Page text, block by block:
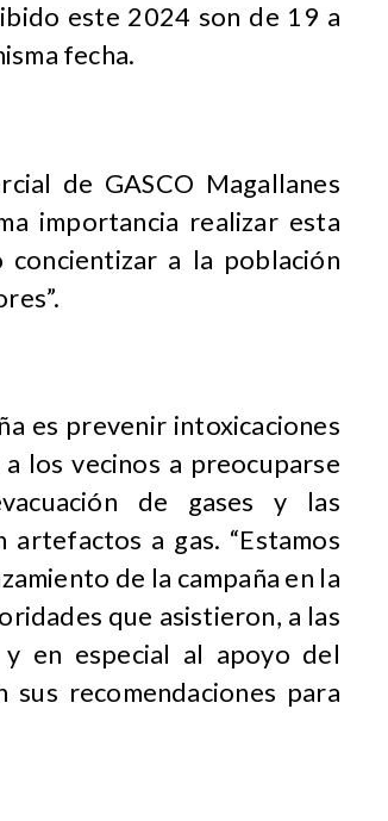
este 2024 son de 19 a
fecha.
de GASCO Magallanes
importancia realizar esta
a la población
es prevenir intoxicaciones
los vecinos a preocuparse
de gases y las
a gas. “Estamos
de la campaña en la
que asistieron, a las
en especial al apoyo del
recomendaciones para